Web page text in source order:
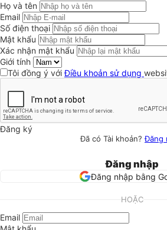
Họ và tên
Email
Số điện thoại
Mật khẩu
Xác nhận mật khẩu
Giới tính
Tôi đồng ý vớiĐiều khoản sử dụng
Đăng ký
Đã có Tài khoản?Đăng
Đăng nhập
Đăng nhập bằng
HOẶC
Email